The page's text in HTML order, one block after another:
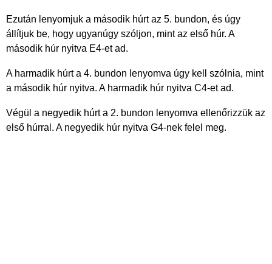
Ezután lenyomjuk a második húrt az 5. bundon, és úgy
állítjuk be, hogy ugyanúgy szóljon, mint az első húr. A
második húr nyitva E4-et ad.
A harmadik húrt a 4. bundon lenyomva úgy kell szólnia, mint
a második húr nyitva. A harmadik húr nyitva C4-et ad.
Végül a negyedik húrt a 2. bundon lenyomva ellenőrizzük az
első húrral. A negyedik húr nyitva G4-nek felel meg.